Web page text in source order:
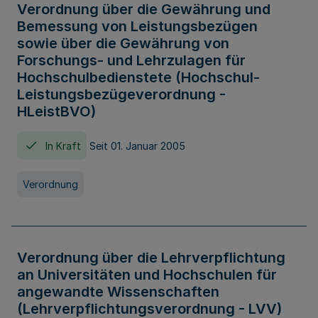
Verordnung über die Gewährung und
Bemessung von Leistungsbezügen
sowie über die Gewährung von
Forschungs- und Lehrzulagen für
Hochschulbedienstete (Hochschul-
Leistungsbezügeverordnung -
HLeistBVO)
In Kraft Seit 01. Januar 2005
Verordnung
Verordnung über die Lehrverpflichtung
an Universitäten und Hochschulen für
angewandte Wissenschaften
(Lehrverpflichtungsverordnung - LVV)